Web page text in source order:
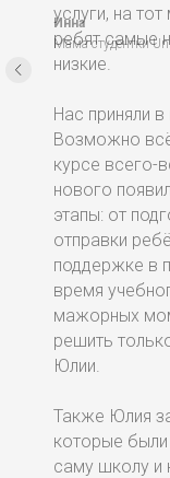
услуги, на
ребят самые
низкие.
Нас приняли
Возможно
курсе всего-
нового
этапы: от
отправки
поддержке в
время
мажорных
решить
Юлии.
Также Юлия
которые
саму школу и